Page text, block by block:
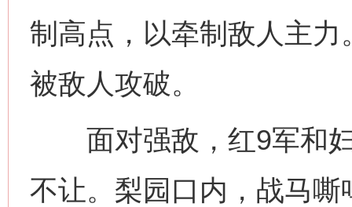
制高点，以牵制敌人主
被敌人攻破。
面对强敌，红9军和妇
不让。梨园口内，战马